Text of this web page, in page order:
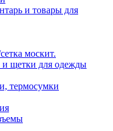
и товары для
москит.
щетки для одежды
термосумки